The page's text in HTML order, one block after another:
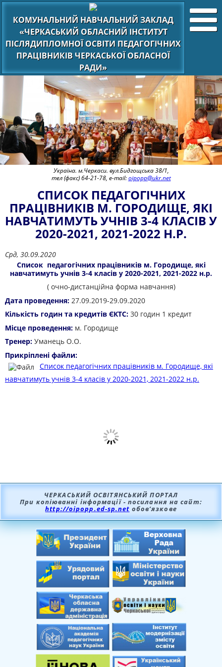
КОМУНАЛЬНИЙ НАВЧАЛЬНИЙ ЗАКЛАД
«ЧЕРКАСЬКИЙ ОБЛАСНИЙ ІНСТИТУТ
ПІСЛЯДИПЛОМНОЇ ОСВІТИ ПЕДАГОГІЧНИХ
ПРАЦІВНИКІВ ЧЕРКАСЬКОЇ ОБЛАСНОЇ
РАДИ»
Україна. м.Черкаси. вул.Бидгощська 38/1,
тел (факс) 64-21-78, e-mail:oipopp@ukr.net
СПИСОК ПЕДАГОГІЧНИХ
ПРАЦІВНИКІВ М. ГОРОДИЩЕ, ЯКІ
НАВЧАТИМУТЬ УЧНІВ 3-4 КЛАСІВ У
2020-2021, 2021-2022 Н.Р.
Срд, 30.09.2020
Список педагогічних працівників м. Городище, які
навчатимуть учнів 3-4 класів у 2020-2021, 2021-2022 н.р.
( очно-дистанційна форма навчання)
Дата проведення: 27.09.2019-29.09.2020
Кількість годин та кредитів ЄКТС: 30 годин 1 кредит
Місце проведення: м. Городище
Тренер: Уманець О.О.
Прикріплені файли:
Список педагогічних працівників м. Городище, які
навчатимуть учнів 3-4 класів у 2020-2021, 2021-2022 н.р.
ЧЕРКАСЬКИЙ ОСВІТЯНСЬКИЙ ПОРТАЛ
При копіюванні інформації - посилання на сайт:
http://oipopp.ed-sp.net обов’язкове